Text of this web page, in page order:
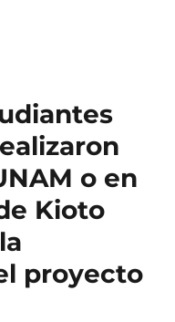
o en
Kioto
proyecto